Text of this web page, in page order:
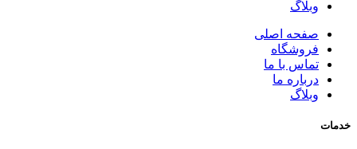
وبلاگ
صفحه اصلی
فروشگاه
تماس با ما
درباره ما
وبلاگ
خدمات